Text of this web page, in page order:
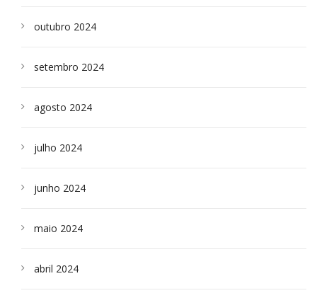
outubro 2024
setembro 2024
agosto 2024
julho 2024
junho 2024
maio 2024
abril 2024